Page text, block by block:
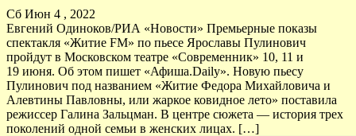
Сб Июн 4 , 2022
Евгений Одиноков/РИА «Новости» Премьерные показы
спектакля «Житие FM» по пьесе Ярославы Пулинович
пройдут в Московском театре «Современник» 10, 11 и
19 июня. Об этом пишет «Афиша.Daily». Новую пьесу
Пулинович под названием «Житие Федора Михайловича и
Алевтины Павловны, или жаркое ковидное лето» поставила
режиссер Галина Зальцман. В центре сюжета — история трех
поколений одной семьи в женских лицах. […]